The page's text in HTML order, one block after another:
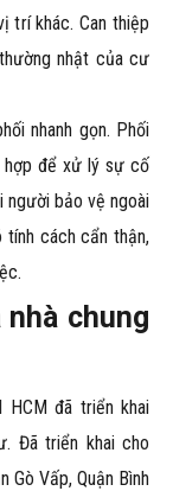
trí khác. Can thiệp
nhật của cư
nhanh gọn. Phối
hợp để xử lý sự cố
người bảo vệ ngoài
tính cách cẩn thận,
nhà chung
HCM đã triển khai
Đã triển khai cho
Gò Vấp, Quận Bình